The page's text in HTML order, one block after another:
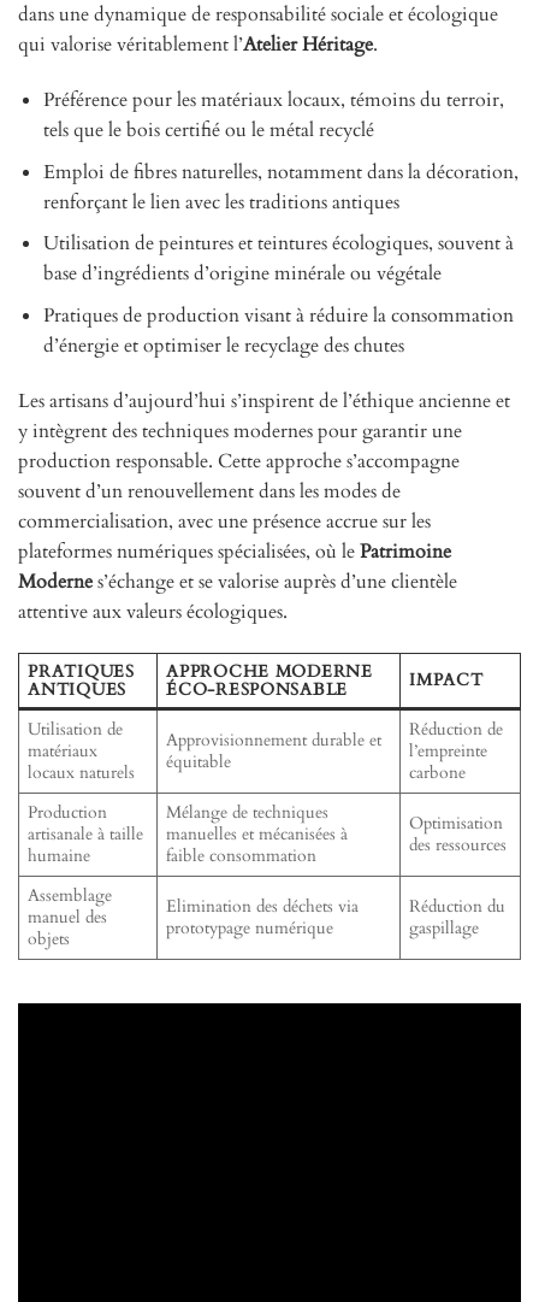
dans une dynamique de responsabilité sociale et écologique
qui valorise véritablement l’Atelier Héritage.
Préférence pour les matériaux locaux, témoins du terroir,
tels que le bois certifié ou le métal recyclé
Emploi de fibres naturelles, notamment dans la décoration,
renforçant le lien avec les traditions antiques
Utilisation de peintures et teintures écologiques, souvent à
base d’ingrédients d’origine minérale ou végétale
Pratiques de production visant à réduire la consommation
d’énergie et optimiser le recyclage des chutes
Les artisans d’aujourd’hui s’inspirent de l’éthique ancienne et
y intègrent des techniques modernes pour garantir une
production responsable. Cette approche s’accompagne
souvent d’un renouvellement dans les modes de
commercialisation, avec une présence accrue sur les
plateformes numériques spécialisées, où lePatrimoine
Modernes’échange et se valorise auprès d’une clientèle
attentive aux valeurs écologiques.
PRATIQUES
ANTIQUES
APPROCHE MODERNE
ÉCO-RESPONSABLE IMPACT
Utilisation de
matériaux
locaux naturels
Approvisionnement durable et
équitable
Réduction de
l’empreinte
carbone
Production
artisanale à taille
humaine
Mélange de techniques
manuelles et mécanisées à
faible consommation
Optimisation
des ressources
Assemblage
manuel des
objets
Elimination des déchets via
prototypage numérique
Réduction du
gaspillage